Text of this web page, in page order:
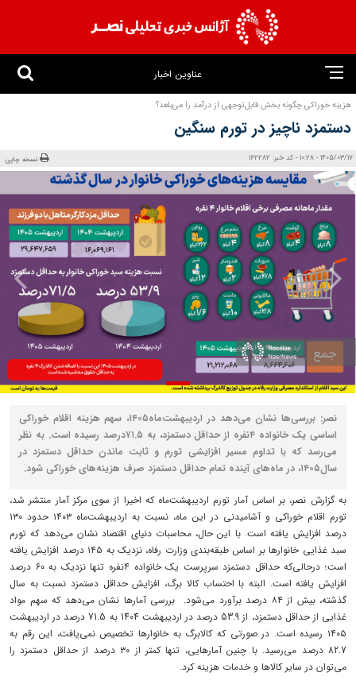
عناوین اخبار
هزینه خوراکی چگونه بخش قابل‌توجهی از درآمد را می‌بلعد؟
دستمزد ناچیز در تورم سنگین
1405/03/17 - 10:28 - کد خبر: 162282 نسخه چاپی
نصر: بررسی‌ها نشان می‌دهد در اردیبهشت‌ماه۱۴۰۵، سهم هزینه اقلام خوراکی
اساسی یک خانواده ۴نفره از حداقل دستمزد، به ۷۱.۵درصد رسیده است. به نظر
می‌رسد که با تداوم مسیر افزایشی تورم و ثابت ماندن حداقل دستمزد در
سال۱۴۰۵، در ماه‌های آینده تمام حداقل دستمزد صرف هزینه‌های خوراکی شود.
به گزارش نصر، بر اساس آمار تورم اردیبهشت‌ماه که اخیرا از سوی مرکز آمار منتشر شد،
تورم اقلام خوراکی و آشامیدنی در این ماه، نسبت به اردیبهشت‌ماه ۱۴۰۳ حدود ۱۳۰
درصد افزایش یافته است. با این حال، محاسبات دنیای اقتصاد نشان می‌دهد که تورم
سبد غذایی خانوارها بر اساس طبقه‌بندی وزارت رفاه، نزدیک به ۱۴۵ درصد افزایش یافته
است؛ درحالی‌که حداقل دستمزد سرپرست یک خانواده ۴نفره تنها نزدیک به ۶۰ درصد
افزایش یافته است. البته با احتساب کالا برگ، افزایش حداقل دستمزد نسبت به سال
گذشته، بیش از ۸۴ درصد برآورد می‌شود. بررسی آمارها نشان می‌دهد که سهم مواد
غذایی از حداقل دستمزد، از 53.9 درصد در اردیبهشت 1404 به 71.5 درصد در اردیبهشت
۱۴۰۵ رسیده است. در صورتی که کالابرگ به خانوار‌ها تخصیص نمی‌یافت، این رقم به
82.7 درصد می‌رسید. با چنین آمارهایی، تنها کمتر از ۳۰ درصد از حداقل دستمزد را
می‌توان در سایر کالاها و خدمات هزینه کرد.